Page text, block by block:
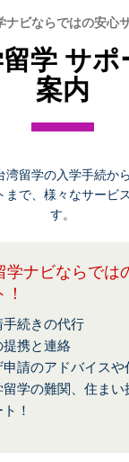
ナビならではの安心
学 サ
案内
湾留学の入学手続か
まで、様々なサービ
す。
学ナビならでは
手続きの代行
提携と連絡
申請のアドバイスや
留学の難関、住まい
！